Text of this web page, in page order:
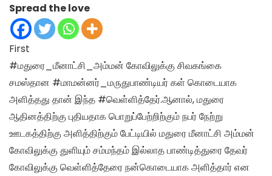
Spread the love
First
#மதுரை_மீனாட்சி_அம்மன் கோவிலுக்கு சிவகங்கை
சமஸ்தான #மாமன்னர்_மருதுபாண்டியர் கள் கொடையாக
அளித்தது தான் இந்த #வெள்ளித்தேர்.ஆனால், மதுரை
ஆதினத்திற்கு புதியதாக பொறுப்பேற்றிற்கும் நபர் நேற்று
ஊடகத்திற்கு அளித்திற்கும் பேட்டியில் மதுரை மீனாட்சி அம்மன்
கோவிலுக்கு துளியும் சம்மந்தம் இல்லாத பாண்டித்துரை தேவர்
கோவிலுக்கு வெள்ளித்தேரை நன்கொடையாக அளித்தார் என